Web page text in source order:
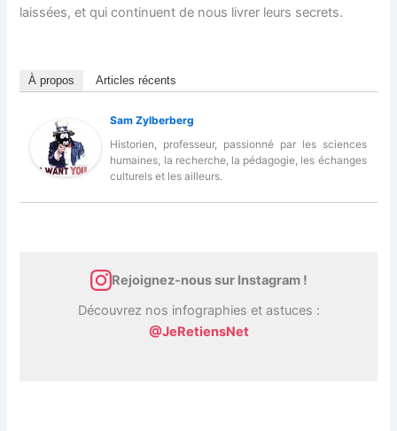
laissées, et qui continuent de nous livrer leurs secrets.
À propos Articles récents
Sam Zylberberg
Historien, professeur, passionné par les sciences
humaines, la recherche, la pédagogie, les échanges
culturels et les ailleurs.
Rejoignez-nous sur Instagram !
Découvrez nos infographies et astuces :
@JeRetiensNet